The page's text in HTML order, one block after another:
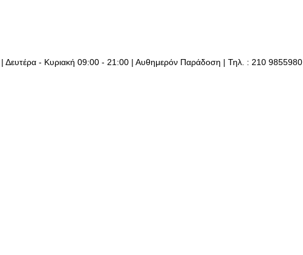
| Δευτέρα - Κυριακή 09:00 - 21:00 | Αυθημερόν Παράδοση | Τηλ. : 210 9855980